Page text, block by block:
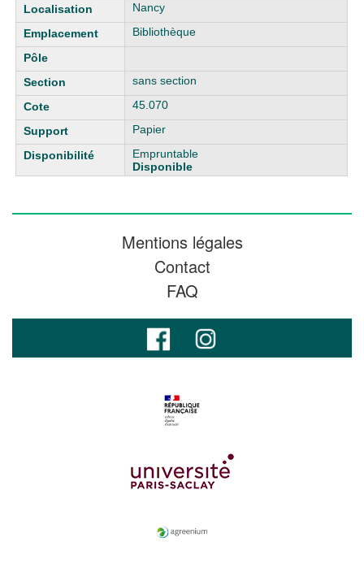
Nancy
Bibliothèque
sans section
45.070
Papier
Empruntable
Disponible
Mentions légales
Contact
FAQ